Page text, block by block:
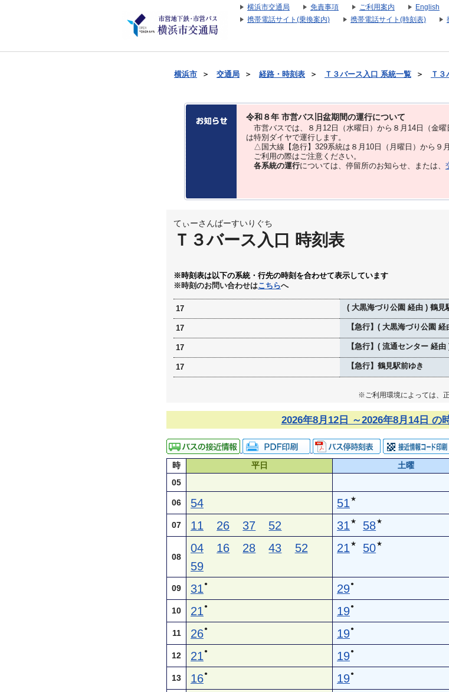
横浜市交通局 免責事項 ご利用案内 English
携帯電話サイト(乗換案内)
携帯電話サイト(時刻表)
横浜市 ＞ 交通局 ＞ 経路・時刻表 ＞ Ｔ３バース入口 系統一覧 ＞ Ｔ３
令和８年 市営バス旧盆期間の運行について
市営バスでは、８⽉12⽇（水曜日）から８⽉14⽇（金
は特別ダイヤで運⾏します。
△国大線【急行】329系統は８月10日（月曜日）から９
ご利用の際はご注意ください。
各系統の運行については、停留所のお知らせ、または、
てぃーさんばーすいりぐち
Ｔ３バース入口 時刻表
※時刻表は以下の系統・行先の時刻を合わせて表示しています
※時刻のお問い合わせはこちらへ
17 ( 大黒海づり公園 経由 ) 鶴見
17 【急行】( 大黒海づり公園
17 【急行】( 流通センター 経
17 【急行】鶴見駅前ゆき
※ご利用環境によっては、
2026年8月12日 ～2026年8月14日 の
時 平日 土曜
05
06 54 51 ★
07 11 26 37 52 31 ★ 58★
08
04 16 28 43
52
59
21 ★ 50★
09 31 ● 29●
10 21 ● 19●
11 26● 19●
12 21 ● 19●
13 16● 19●